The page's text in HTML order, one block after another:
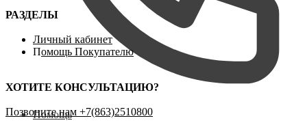
Помощь
РАЗДЕЛЫ
Личный кабинет
Помощь Покупателю
ХОТИТЕ КОНСУЛЬТАЦИЮ?
Позвоните нам ‪+7(863)2510800